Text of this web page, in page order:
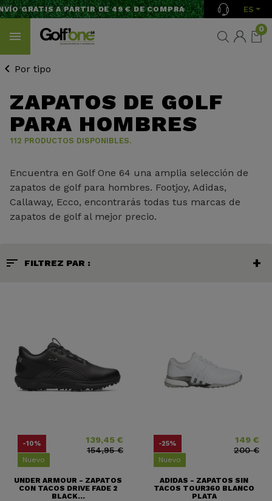
A PARTIR DE 49 € DE COMPRA ES
0
Por tipo
ZAPATOS DE GOLF
PARA HOMBRES
112 PRODUCTOS DISPONIBLES.
Encuentra en Golf One 64 una amplia selección de
zapatos de golf para hombres. Footjoy, Adidas,
Callaway, Ecco, encontrarás todas tus marcas de
zapatos de golf al mejor precio.
sort FILTREZ PAR :
-10%
Nuevo
139,45 €
Precio base
154,95 €
UNDER ARMOUR - ZAPATOS
CON TACOS DRIVE FADE 2
BLACK...
-25%
Nuevo
Precio149 €
Precio base
200 €
ADIDAS - ZAPATOS SIN
TACOS TOUR360 BLANCO
PLATA